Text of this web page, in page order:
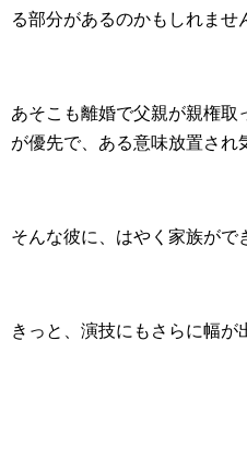
る部分があるのかもしれませ
あそこも離婚で父親が親権取
が優先で、ある意味放置され
そんな彼に、はやく家族がで
きっと、演技にもさらに幅が